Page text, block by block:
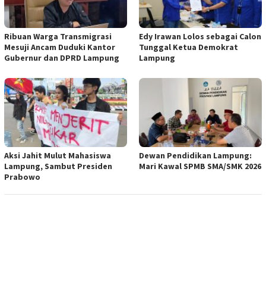
Ribuan Warga Transmigrasi
Mesuji Ancam Duduki Kantor
Gubernur dan DPRD Lampung
Edy Irawan Lolos sebagai Calon
Tunggal Ketua Demokrat
Lampung
Aksi Jahit Mulut Mahasiswa
Lampung, Sambut Presiden
Prabowo
Dewan Pendidikan Lampung:
Mari Kawal SPMB SMA/SMK 2026